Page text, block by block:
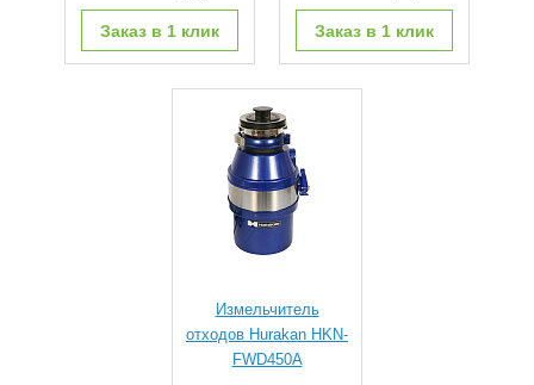
Заказ в 1 клик Заказ в 1 клик
Измельчитель
отходов Hurakan HKN-
FWD450A